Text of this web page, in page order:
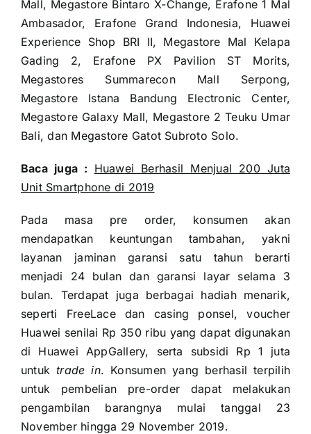
Mall, Megastore Bintaro X-Change, Erafone 1 Mal
Ambasador, Erafone Grand Indonesia, Huawei
Experience Shop BRI II, Megastore Mal Kelapa
Gading 2, Erafone PX Pavilion ST Morits,
Megastores Summarecon Mall Serpong,
Megastore Istana Bandung Electronic Center,
Megastore Galaxy Mall, Megastore 2 Teuku Umar
Bali, dan Megastore Gatot Subroto Solo.
Baca juga : Huawei Berhasil Menjual 200 Juta
Unit Smartphone di 2019
Pada masa pre order, konsumen akan
mendapatkan keuntungan tambahan, yakni
layanan jaminan garansi satu tahun berarti
menjadi 24 bulan dan garansi layar selama 3
bulan. Terdapat juga berbagai hadiah menarik,
seperti FreeLace dan casing ponsel, voucher
Huawei senilai Rp 350 ribu yang dapat digunakan
di Huawei AppGallery, serta subsidi Rp 1 juta
untuktrade in. Konsumen yang berhasil terpilih
untuk pembelian pre-order dapat melakukan
pengambilan barangnya mulai tanggal 23
November hingga 29 November 2019.